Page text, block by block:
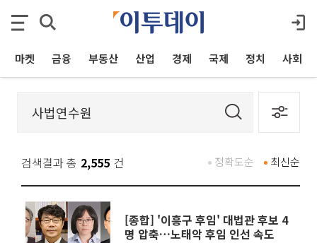
마켓 금융 부동산 산업 경제 국제 정치 사회
검색결과 총 2,555 건 최신순
정확도순
[종합] '이흥구 후임' 대법관 후보 4
명 압축…노태악 후임 인선 속도